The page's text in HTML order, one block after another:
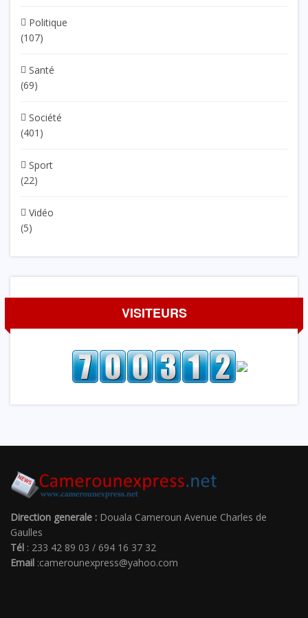
Politique
(107)
Santé
(69)
Société
(401)
Sport
(22)
Vidéo
(5)
VISITEURS
Direction generale : Douala Cameroun Avenue Charles de
Gaulles
Tél : 233 42 89 03 / 694 16 37 32
Email :camerounexpress@yahoo.com